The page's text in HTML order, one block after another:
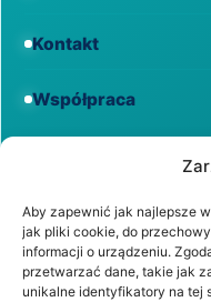
Aby zapewnić jak najlepsze
jak pliki cookie, do
informacji o urządzeniu.
przetwarzać dane, takie jak
unikalne identyfikatory na tej
Kontakt
Współpraca
Regulamin